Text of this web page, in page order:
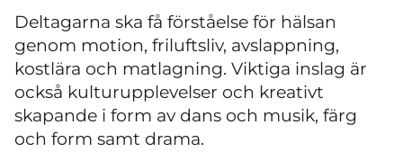
Deltagarna ska få förståelse för hälsan
genom motion, friluftsliv, avslappning,
kostlära och matlagning. Viktiga inslag är
också kulturupplevelser och kreativt
skapande i form av dans och musik, färg
och form samt drama.